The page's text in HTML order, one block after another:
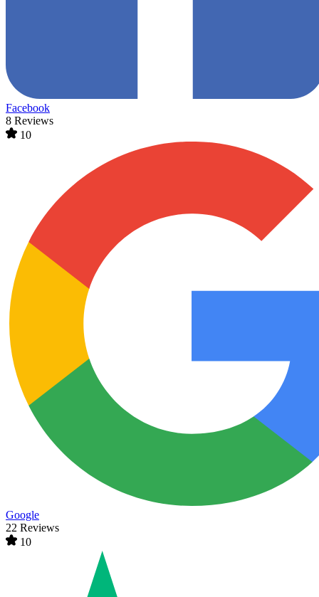
Facebook
8 Reviews
10
Google
22 Reviews
10